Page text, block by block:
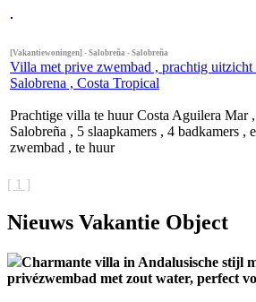
[Vakantiewoningen] - Salobreña - Salobreña
Villa met prive zwembad , prachtig uitzicht
Salobrena , Costa Tropical
Prachtige villa te huur Costa Aguilera Mar ,
Salobreña , 5 slaapkamers , 4 badkamers ,
zwembad , te huur
[ 1 ]
Nieuws Vakantie Object
Charmante villa in Andalusische stijl
privézwembad met zout water, perfect